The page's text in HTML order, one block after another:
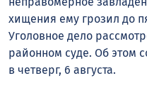
хищения ему грозил до
Уголовное дело
районном суде. Об этом
в четверг, 6 августа.